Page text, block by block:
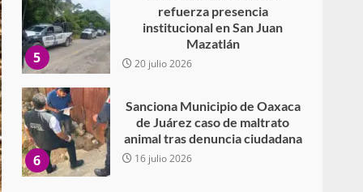
20 julio 2026
6
Sanciona Municipio de Oaxaca
de Juárez caso de maltrato
16 julio 2026
Detienen a Ernesto Ruffo en
Baja California; FGR lo investiga